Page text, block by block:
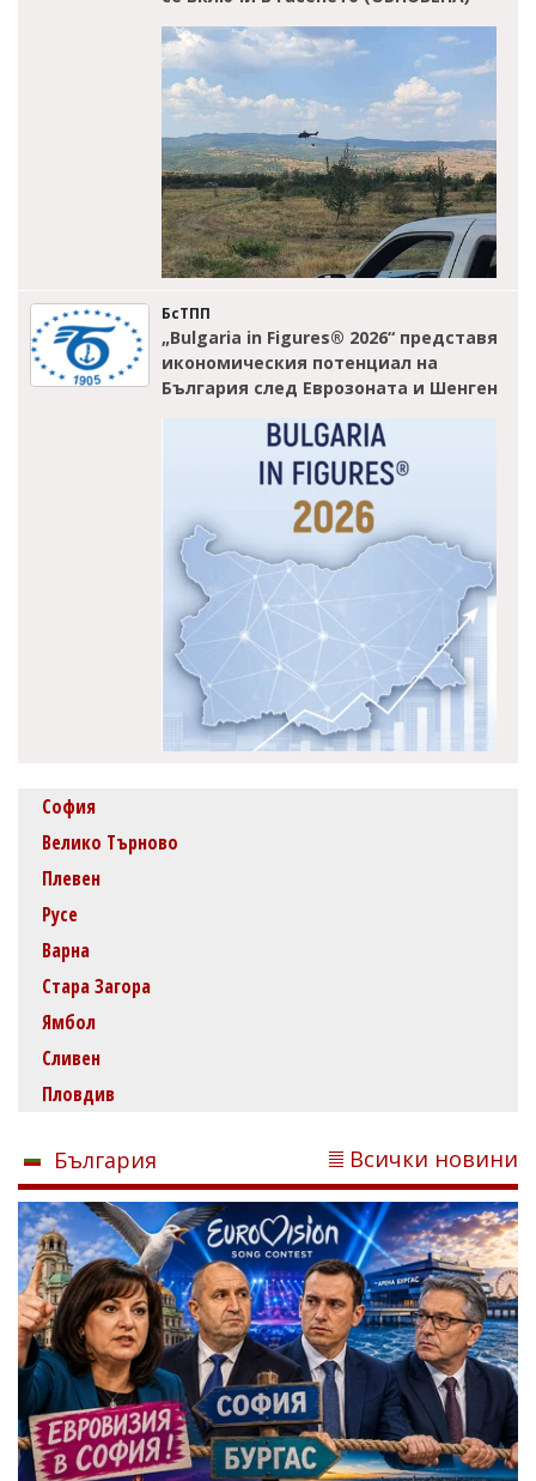
БсТПП
„Bulgaria in Figures® 2026“ представя
икономическия потенциал на
България след Еврозоната и Шенген
София
Велико Търново
Плевен
Русе
Варна
Стара Загора
Ямбол
Сливен
Пловдив
България Всички новини